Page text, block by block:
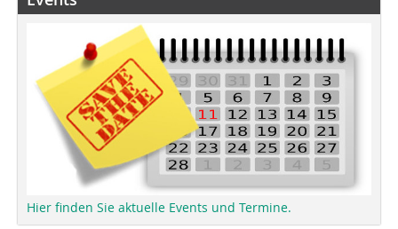
Hier finden Sie aktuelle Events und Termine.